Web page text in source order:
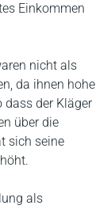
Einkommen
nicht als
da ihnen hohe
dass der Kläger
über die
sich seine
als